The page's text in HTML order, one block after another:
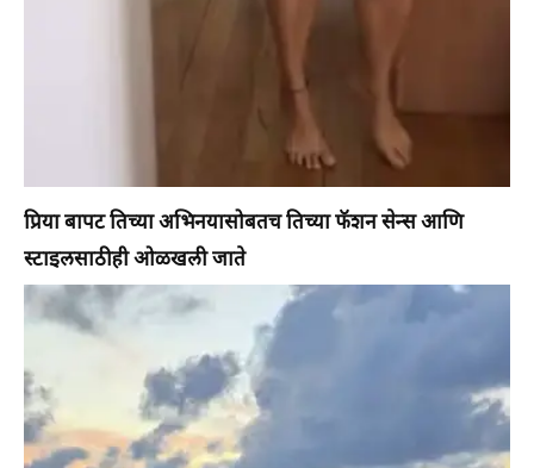
प्रिया बापट तिच्या अभिनयासोबतच तिच्या फॅशन सेन्स आणि
स्टाइलसाठीही ओळखली जाते